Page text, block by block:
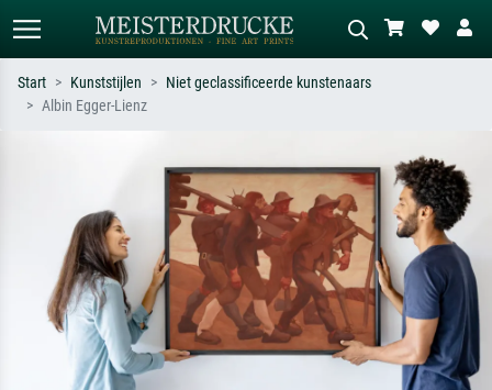
Monet, Sterrennacht, impressionisme,
Hokusai-golf, naakt.
Beschrijf de scène – bijv. groene
weide, abstract met veel rood, donker
olieverfschilderij, staand naakt naast
een boom.
Start Kunststijlen
Niet geclassificeerde kunstenaars
Albin Egger-Lienz